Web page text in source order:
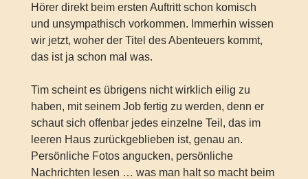
Hörer direkt beim ersten Auftritt schon komisch
und unsympathisch vorkommen. Immerhin wissen
wir jetzt, woher der Titel des Abenteuers kommt,
das ist ja schon mal was.
Tim scheint es übrigens nicht wirklich eilig zu
haben, mit seinem Job fertig zu werden, denn er
schaut sich offenbar jedes einzelne Teil, das im
leeren Haus zurückgeblieben ist, genau an.
Persönliche Fotos angucken, persönliche
Nachrichten lesen … was man halt so macht beim